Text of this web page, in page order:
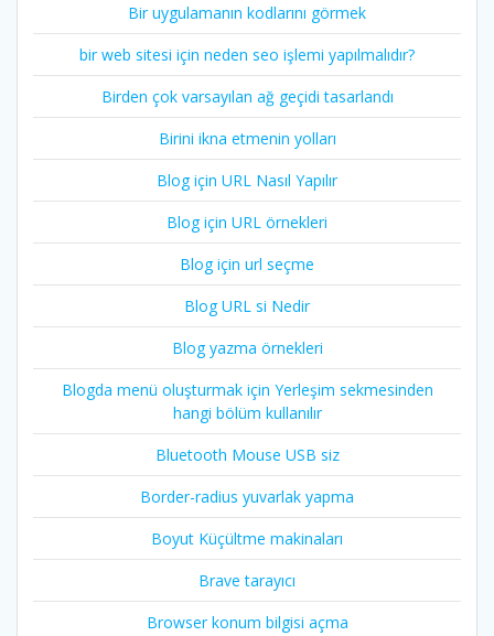
Bir uygulamanın kodlarını görmek
bir web sitesi için neden seo işlemi yapılmalıdır?
Birden çok varsayılan ağ geçidi tasarlandı
Birini ikna etmenin yolları
Blog için URL Nasıl Yapılır
Blog için URL örnekleri
Blog için url seçme
Blog URL si Nedir
Blog yazma örnekleri
Blogda menü oluşturmak için Yerleşim sekmesinden
hangi bölüm kullanılır
Bluetooth Mouse USB siz
Border-radius yuvarlak yapma
Boyut Küçültme makinaları
Brave tarayıcı
Browser konum bilgisi açma